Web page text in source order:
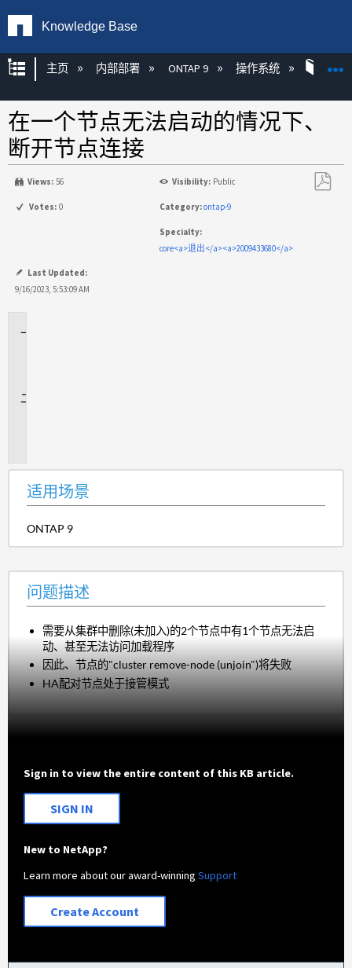
Knowledge Base
扩展/隐缩全局层次
主页 内部部署 ONTAP 9 操作系统
在一个节点无法启动的情况下、
断开节点连接
Views: 56 Visibility: Public
Votes: 0 Category:ontap-9
Specialty:
core<a>退出</a><a>2009433680</a>
Last Updated:
9/16/2023, 5:53:09 AM
适用场景
ONTAP 9
问题描述
需要从集群中删除(未加入)的2个节点中有1个节点无法启
动、甚至无法访问加载程序
因此、节点的"cluster remove-node (unjoin")将失败
HA配对节点处于接管模式
Sign in to view the entire content of this KB article.
SIGN IN
New to NetApp?
Learn more about our award-winningSupport
Create Account